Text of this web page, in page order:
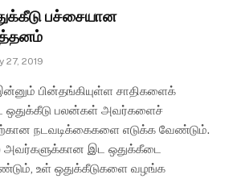
பச்சையான
27, 2019
பின்தங்கியுள்ள சாதிகளைக்
ஒதுக்கீடு பலன்கள் அவர்களைச்
நடவடிக்கைகளை எடுக்க வேண்டும்.
அவர்களுக்கான இட ஒதுக்கீடை
உள் ஒதுக்கீடுகளை வழங்க